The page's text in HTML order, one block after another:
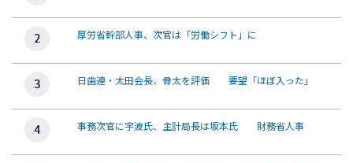
厚労省幹部人事、次官は「労働シフト」に
日歯連・太田会長、骨太を評価 要望「ほぼ入った」
事務次官に宇波氏、主計局長は坂本氏 財務省人事